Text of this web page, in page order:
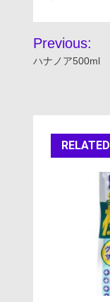
投
稿
ゲ
Previous:
ハナノア500ml